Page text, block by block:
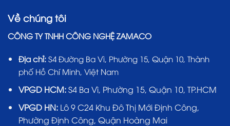
Về chúng tôi
CÔNG TY TNHH CÔNG NGHỆ ZAMACO
Địa chỉ: S4 Đường Ba Vì, Phường 15, Quận 10, Thành
phố Hồ Chí Minh, Việt Nam
VPGD HCM:S4 Ba Vì, Phường 15, Quận 10, TP.HCM
VPGD HN:Lô 9 C24 Khu Đô Thị Mới Định Công,
Phường Định Công, Quận Hoàng Mai